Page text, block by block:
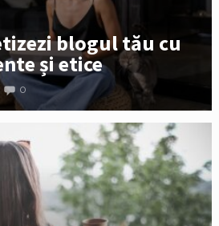
blogul tău cu
și etice
0